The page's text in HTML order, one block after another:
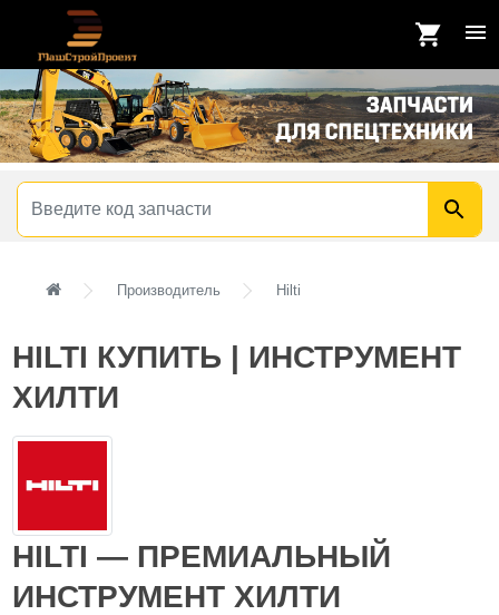
Производитель Hilti
HILTI КУПИТЬ | ИНСТРУМЕНТ
ХИЛТИ
HILTI — ПРЕМИАЛЬНЫЙ
ИНСТРУМЕНТ ХИЛТИ